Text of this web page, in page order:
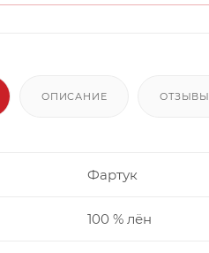
ОПИСАНИЕ ОТЗЫВЫ
Фартук
100 % лён